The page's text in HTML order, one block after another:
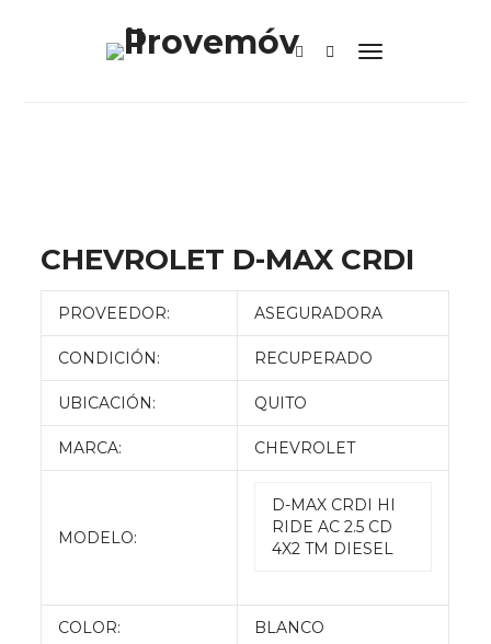
CHEVROLET D-MAX CRDI
PROVEEDOR: ASEGURADORA
CONDICIÓN: RECUPERADO
UBICACIÓN: QUITO
MARCA: CHEVROLET
MODELO:
D-MAX CRDI HI
RIDE AC 2.5 CD
4X2 TM DIESEL
COLOR: BLANCO